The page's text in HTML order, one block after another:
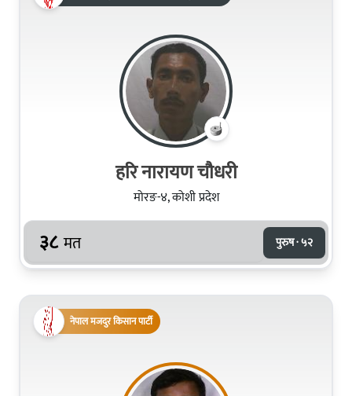
हरि नारायण चौधरी
मोरङ-४, कोशी प्रदेश
३८ मत पुरुष · ५२
नेपाल मजदुर किसान पार्टी